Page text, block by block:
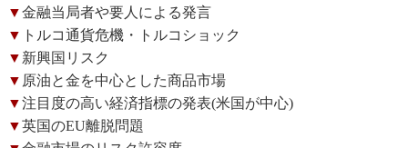
▼金融当局者や要人による発言
▼ トルコ通貨危機・トルコショック
▼ 新興国リスク
▼ 原油と金を中心とした商品市場
▼注目度の高い経済指標の発表(米国が中心)
▼英国のEU離脱問題